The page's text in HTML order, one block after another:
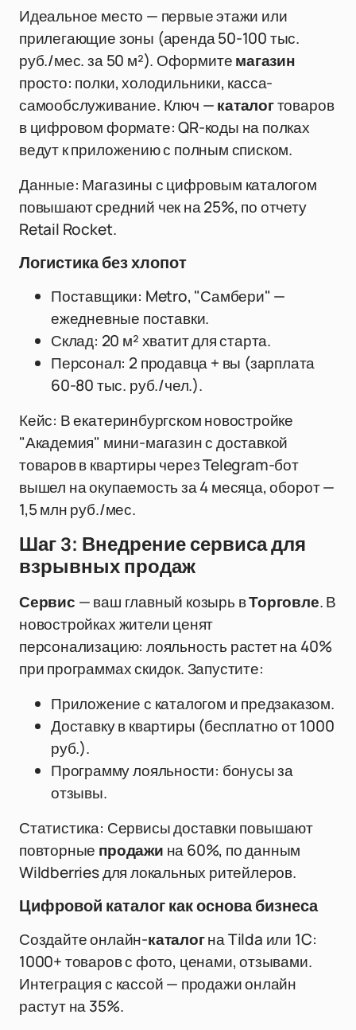
Идеальное место — первые этажи или
прилегающие зоны (аренда 50-100 тыс.
руб./мес. за 50 м²). Оформитемагазин
просто: полки, холодильники, касса-
самообслуживание. Ключ —каталогтоваров
в цифровом формате: QR-коды на полках
ведут к приложению с полным списком.
Данные: Магазины с цифровым каталогом
повышают средний чек на 25%, по отчету
Retail Rocket.
Логистика без хлопот
Поставщики: Metro, "Самбери" —
ежедневные поставки.
Склад: 20 м² хватит для старта.
Персонал: 2 продавца + вы (зарплата
60-80 тыс. руб./чел.).
Кейс: В екатеринбургском новостройке
"Академия" мини-магазин с доставкой
товаров в квартиры через Telegram-бот
вышел на окупаемость за 4 месяца, оборот —
1,5 млн руб./мес.
Шаг 3: Внедрение сервиса для
взрывных продаж
Сервис — ваш главный козырь вТорговле. В
новостройках жители ценят
персонализацию: лояльность растет на 40%
при программах скидок. Запустите:
Приложение с каталогом и предзаказом.
Доставку в квартиры (бесплатно от 1000
руб.).
Программу лояльности: бонусы за
отзывы.
Статистика: Сервисы доставки повышают
повторные продажи на 60%, по данным
Wildberries для локальных ритейлеров.
Цифровой каталог как основа бизнеса
Создайте онлайн-каталогна Tilda или 1C:
1000+ товаров с фото, ценами, отзывами.
Интеграция с кассой — продажи онлайн
растут на 35%.